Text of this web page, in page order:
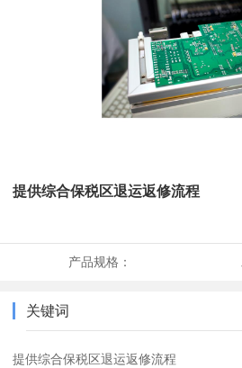
提供综合保税区退运返修流程
产品规格：
关键词
提供综合保税区退运返修流程